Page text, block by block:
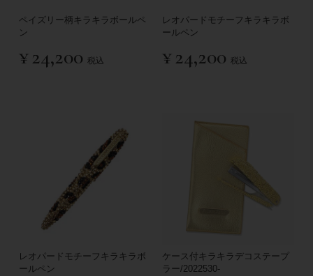
ペイズリー柄キラキラボールペ
ン
¥24,200 税込
レオパードモチーフキラキラボ
ールペン
¥24,200 税込
レオパードモチーフキラキラボ
ールペン
ケース付キラキラデコステープ
ラー/2022530-